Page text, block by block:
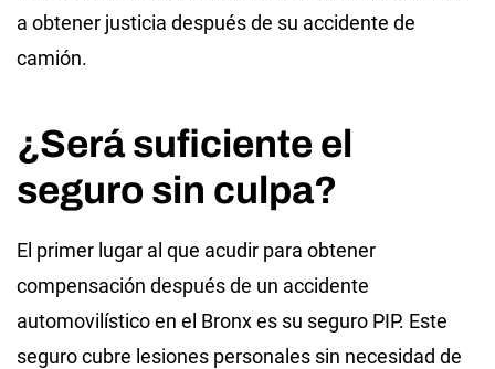
a obtener justicia después de su accidente de
camión.
¿Será suficiente el
seguro sin culpa?
El primer lugar al que acudir para obtener
compensación después de un accidente
automovilístico en el Bronx es su seguro PIP. Este
seguro cubre lesiones personales sin necesidad de